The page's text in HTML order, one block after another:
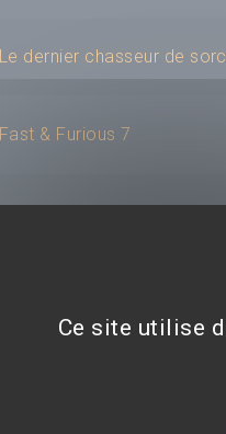
Le dernier chasseur de
Fast & Furious 7
Ce site utilise